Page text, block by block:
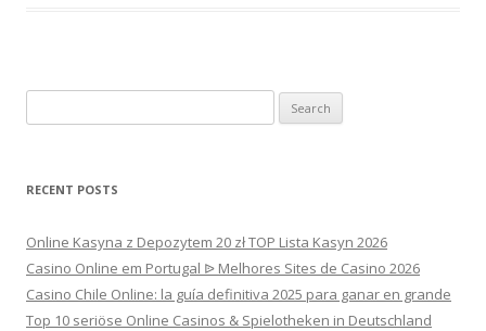
for:
RECENT POSTS
Online Kasyna z Depozytem 20 zł TOP Lista Kasyn 2026
Casino Online em Portugal ᐉ Melhores Sites de Casino 2026
Casino Chile Online: la guía definitiva 2025 para ganar en grande
Top 10 seriöse Online Casinos & Spielotheken in Deutschland